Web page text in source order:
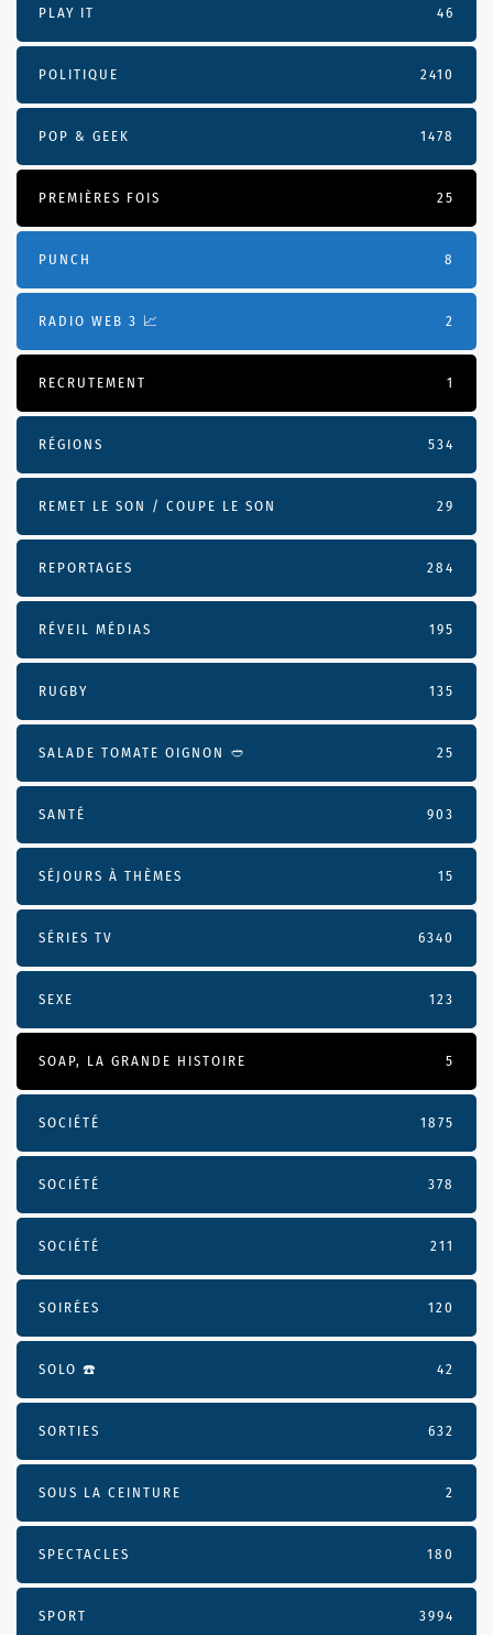
PLAY IT 46
POLITIQUE 2410
POP & GEEK 1478
PREMIÈRES FOIS 25
PUNCH 8
RADIO WEB 3 📈 2
RECRUTEMENT 1
RÉGIONS 534
REMET LE SON / COUPE LE SON 29
REPORTAGES 284
RÉVEIL MÉDIAS 195
RUGBY 135
SALADE TOMATE OIGNON 🥙 25
SANTÉ 903
SÉJOURS À THÈMES 15
SÉRIES TV 6340
SEXE 123
SOAP, LA GRANDE HISTOIRE 5
SOCIÉTÉ 1875
SOCIÉTÉ 378
SOCIÉTÉ 211
SOIRÉES 120
SOLO ☎️ 42
SORTIES 632
SOUS LA CEINTURE 2
SPECTACLES 180
SPORT 3994